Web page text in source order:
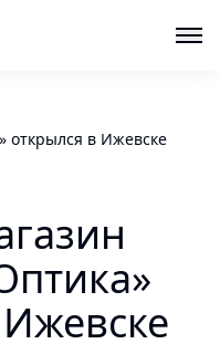
открылся в Ижевске